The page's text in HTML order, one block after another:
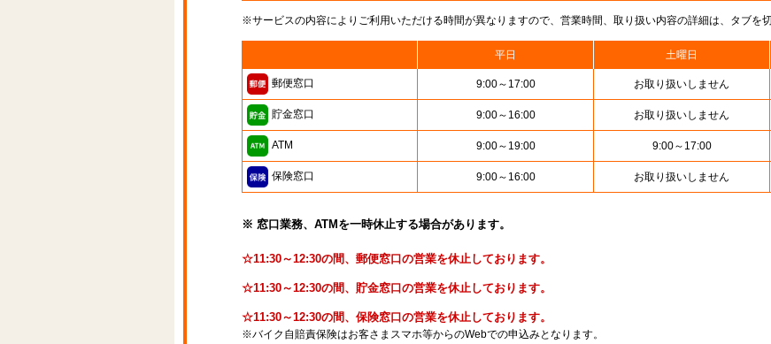
※サービスの内容によりご利用いただける時間が異なりますので、営業時間、取り扱い内容の詳細は、タブを
平日 土曜日
郵便窓口 9:00～17:00 お取り扱いしません
貯金窓口 9:00～16:00 お取り扱いしません
ATM 9:00～19:00 9:00～17:00
保険窓口 9:00～16:00 お取り扱いしません
※ 窓口業務、ATMを一時休止する場合があります。
☆11:30～12:30の間、郵便窓口の営業を休止しております。
☆11:30～12:30の間、貯金窓口の営業を休止しております。
☆11:30～12:30の間、保険窓口の営業を休止しております。
※バイク自賠責保険はお客さまスマホ等からのWebでの申込みとなります。